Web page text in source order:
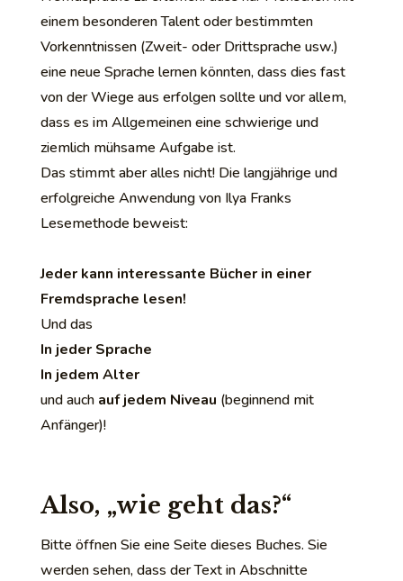
einem besonderen Talent oder bestimmten
Vorkenntnissen (Zweit- oder Drittsprache usw.)
eine neue Sprache lernen könnten, dass dies fast
von der Wiege aus erfolgen sollte und vor allem,
dass es im Allgemeinen eine schwierige und
ziemlich mühsame Aufgabe ist.
Das stimmt aber alles nicht! Die langjährige und
erfolgreiche Anwendung von Ilya Franks
Lesemethode beweist:
Jeder kann interessante Bücher in einer
Fremdsprache lesen!
Und das
In jeder Sprache
In jedem Alter
und auch auf jedem Niveau (beginnend mit
Anfänger)!
Also, „wie geht das?“
Bitte öffnen Sie eine Seite dieses Buches. Sie
werden sehen, dass der Text in Abschnitte